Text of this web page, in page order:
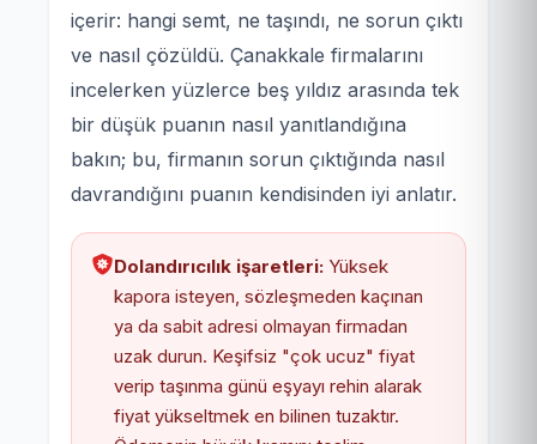
içerir: hangi semt, ne taşındı, ne sorun çıktı
ve nasıl çözüldü. Çanakkale firmalarını
incelerken yüzlerce beş yıldız arasında tek
bir düşük puanın nasıl yanıtlandığına
bakın; bu, firmanın sorun çıktığında nasıl
davrandığını puanın kendisinden iyi anlatır.
Dolandırıcılık işaretleri: Yüksek
kapora isteyen, sözleşmeden kaçınan
ya da sabit adresi olmayan firmadan
uzak durun. Keşifsiz "çok ucuz" fiyat
verip taşınma günü eşyayı rehin alarak
fiyat yükseltmek en bilinen tuzaktır.